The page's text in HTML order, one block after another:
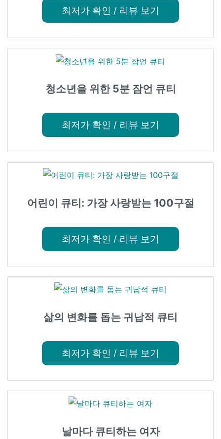
최저가 확인 / 리뷰 보기
청소년을 위한 5분 잠언 큐티
최저가 확인 / 리뷰 보기
어린이 큐티: 가장 사랑받는 100구절
최저가 확인 / 리뷰 보기
삶의 변화를 돕는 귀납적 큐티
최저가 확인 / 리뷰 보기
날마다 큐티하는 여자